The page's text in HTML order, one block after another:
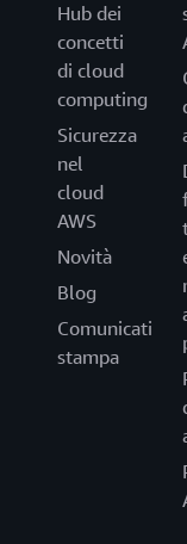
Hub dei
concetti
di cloud
computing
Sicurezza
nel
cloud
AWS
Novità
Blog
Comunicati
stampa